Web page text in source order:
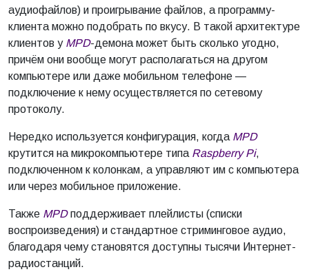
аудиофайлов) и проигрывание файлов, а программу-
клиента можно подобрать по вкусу. В такой архитектуре
клиентов у MPD-демона может быть сколько угодно,
причём они вообще могут располагаться на другом
компьютере или даже мобильном телефоне —
подключение к нему осуществляется по сетевому
протоколу.
Нередко используется конфигурация, когда MPD
крутится на микрокомпьютере типа Raspberry Pi,
подключенном к колонкам, а управляют им с компьютера
или через мобильное приложение.
Также MPDподдерживает плейлисты (списки
воспроизведения) и стандартное стриминговое аудио,
благодаря чему становятся доступны тысячи Интернет-
радиостанций.